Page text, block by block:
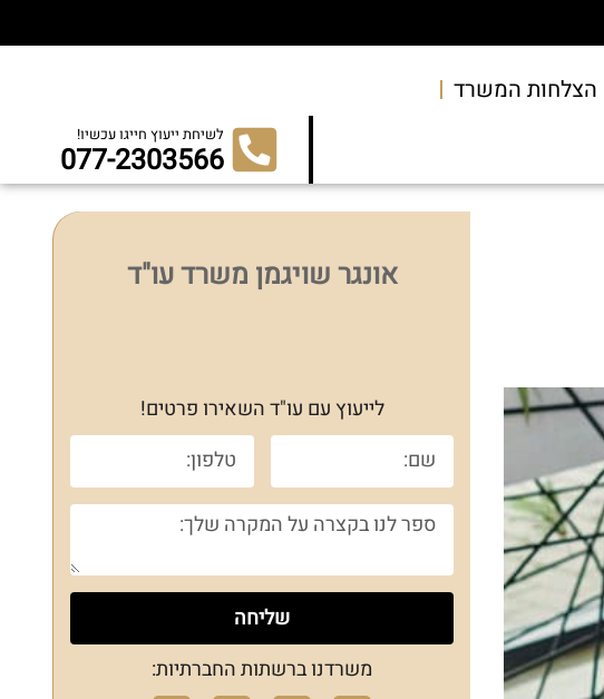
הצלחות המשרד
לשיחת ייעוץ חייגו עכשיו!
077-2303566
אונגר שויגמן משרד עו"ד
לייעוץ עם עו"ד השאירו פרטים!
שליחה
משרדנו ברשתות החברתיות: